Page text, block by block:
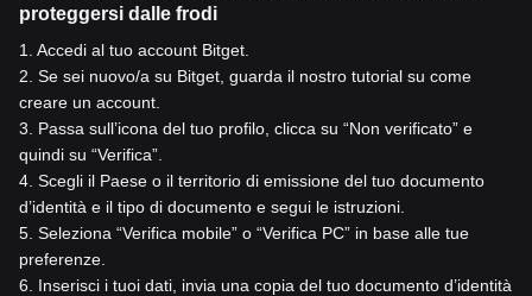
proteggersi dalle frodi
1
Accedi al tuo account Bitget.
2 Se sei nuovo/a su Bitget, guarda il nostro tutorial su come
creare un account.
3
Passa sull’icona del tuo profilo, clicca su “Non verificato” e
quindi su “Verifica”.
4 Scegli il Paese o il territorio di emissione del tuo documento
d’identità e il tipo di documento e segui le istruzioni.
5 Seleziona “Verifica mobile” o “Verifica PC” in base alle tue
preferenze.
6
Inserisci i tuoi dati, invia una copia del tuo documento d’identità